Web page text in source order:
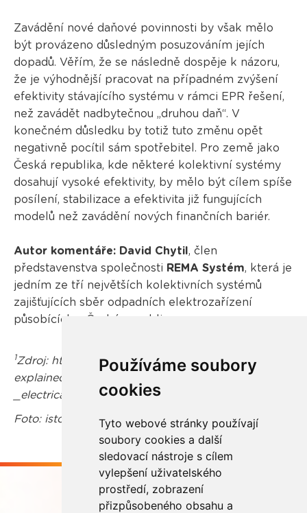
Používáme soubory
cookies
Tyto webové stránky používají
soubory cookies a další
sledovací nástroje s cílem
vylepšení uživatelského
prostředí, zobrazení
přizpůsobeného obsahu a
Zavádění nové daňové povinnosti by však mělo
být provázeno důsledným posuzováním jejích
dopadů. Věřím, že se následně dospěje k názoru,
že je výhodnější pracovat na případném zvýšení
efektivity stávajícího systému v rámci EPR řešení,
než zavádět nadbytečnou „druhou daň“. V
konečném důsledku by totiž tuto změnu opět
negativně pocítil sám spotřebitel. Pro země jako
Česká republika, kde některé kolektivní systémy
dosahují vysoké efektivity, by mělo být cílem spíše
posílení, stabilizace a efektivita již fungujících
modelů než zavádění nových finančních bariér.
Autor komentáře: David Chytil , člen
představenstva společnosti REMA Systém, která je
jedním ze tří největších kolektivních systémů
zajišťujících sběr odpadních elektrozařízení
působících v České republice.
1Zdroj: https://ec.europa.eu/eurostat/statistics-
explained/index.php?title=Waste_statistics_-
_electrical_and_electronic_equipment
Foto: istockphoto.com